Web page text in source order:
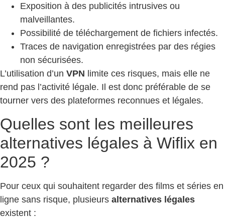
Exposition à des publicités intrusives ou
malveillantes.
Possibilité de téléchargement de fichiers infectés.
Traces de navigation enregistrées par des régies
non sécurisées.
L’utilisation d’un VPN limite ces risques, mais elle ne
rend pas l’activité légale. Il est donc préférable de se
tourner vers des plateformes reconnues et légales.
Quelles sont les meilleures
alternatives légales à Wiflix en
2025 ?
Pour ceux qui souhaitent regarder des films et séries en
ligne sans risque, plusieurs alternatives légales
existent :